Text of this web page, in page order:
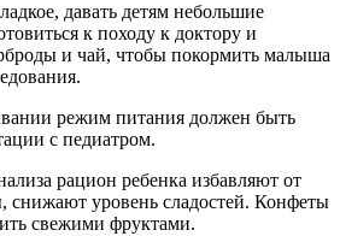
давать детям небольшие
к походу к доктору и
и чай, чтобы покормить малыша
режим питания должен быть
с педиатром.
рацион ребенка избавляют от
уровень сладостей. Конфеты
свежими фруктами.